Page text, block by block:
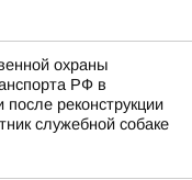
охраны
РФ в
реконструкции
служебной собаке